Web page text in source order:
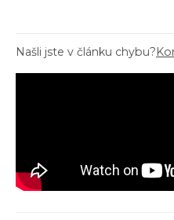
Našli jste v článku chybu?